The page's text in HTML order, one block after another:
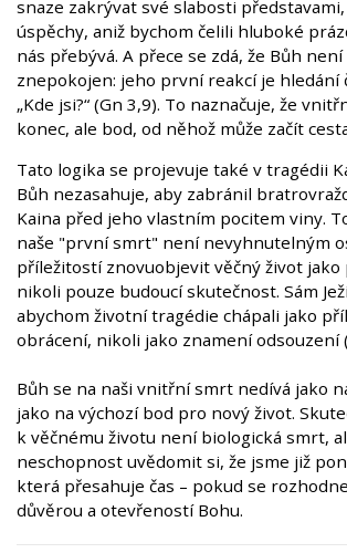
snaze zakrývat své slabosti
úspěchy, aniž bychom čelili hluboké
nás přebývá. A přece se zdá, že Bůh
znepokojen: jeho první reakcí je hledání
„Kde jsi?“ (Gn 3,9). To naznačuje, že
konec, ale bod, od něhož může začít
Tato logika se projevuje také v tragédii
Bůh nezasahuje, aby zabránil
Kaina před jeho vlastním pocitem viny.
naše "první smrt" není nevyhnutelným
příležitostí znovuobjevit věčný život jako
nikoli pouze budoucí skutečnost. Sám
abychom životní tragédie chápali jako
obrácení, nikoli jako znamení odsouzení
Bůh se na naši vnitřní smrt nedívá jako
jako na výchozí bod pro nový život.
k věčnému životu není biologická smrt,
neschopnost uvědomit si, že jsme již
která přesahuje čas – pokud se
důvěrou a otevřeností Bohu.